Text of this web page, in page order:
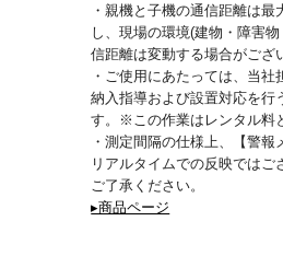
・親機と子機の通信距離は
し、現場の環境(建物・障害
信距離は変動する場合がござ
・ご使用にあたっては、当社
納入指導および設置対応を行
す。※この作業はレンタル料
・測定間隔の仕様上、【警
リアルタイムでの反映ではご
ご了承ください。
▸商品ページ